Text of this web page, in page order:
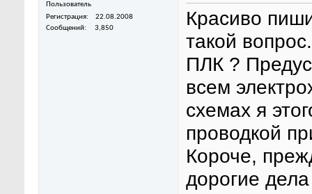
Пользователь
Регистрация
22.08.2008
Сообщений
3,850
Красиво
такой
ПЛК ?
всем
схемах я
проводкой
Короче,
дорогие